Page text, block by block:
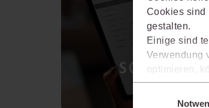
Cookies sind
gestalten.
Einige sind
Verwendung
optimieren,
sich auch
die USA)